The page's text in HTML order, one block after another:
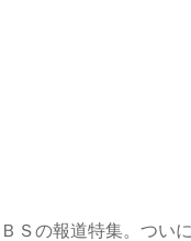
Ｓの報道特集。つい